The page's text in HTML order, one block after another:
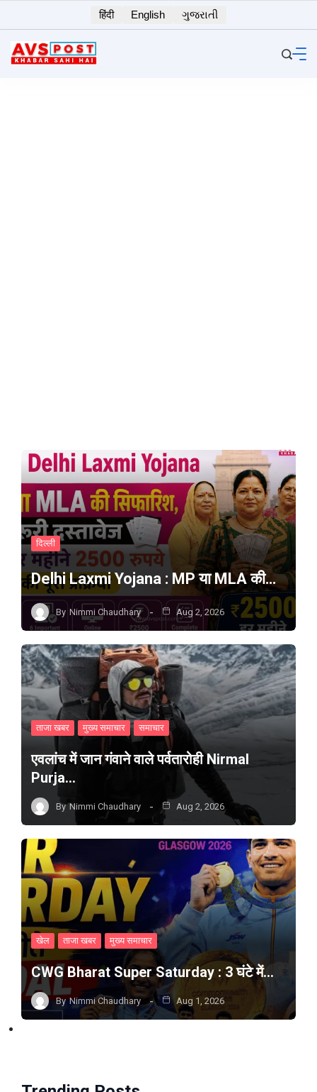
to
content
हिंदी English ગુજરાતી
दिल्ली
Delhi Laxmi Yojana : MP या MLA की…
By Nimmi Chaudhary Aug 2, 2026
ताजा खबर मुख्य समाचार समाचार
एवलांच में जान गंवाने वाले पर्वतारोही Nirmal
Purja…
By Nimmi Chaudhary Aug 2, 2026
खेल ताजा खबर मुख्य समाचार
CWG Bharat Super Saturday : 3 घंटे में…
By Nimmi Chaudhary Aug 1, 2026